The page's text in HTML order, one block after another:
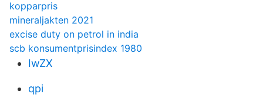
kopparpris
mineraljakten 2021
excise duty on petrol in india
scb konsumentprisindex 1980
IwZX
qpi